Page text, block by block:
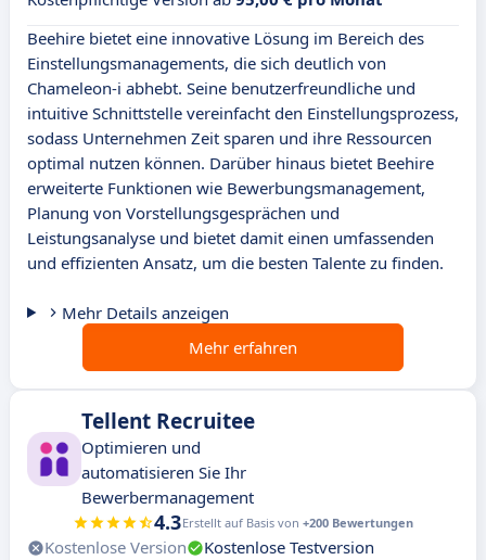
Beehire bietet eine innovative Lösung im Bereich des
Einstellungsmanagements, die sich deutlich von
Chameleon-i abhebt. Seine benutzerfreundliche und
intuitive Schnittstelle vereinfacht den Einstellungsprozess,
sodass Unternehmen Zeit sparen und ihre Ressourcen
optimal nutzen können. Darüber hinaus bietet Beehire
erweiterte Funktionen wie Bewerbungsmanagement,
Planung von Vorstellungsgesprächen und
Leistungsanalyse und bietet damit einen umfassenden
und effizienten Ansatz, um die besten Talente zu finden.
Mehr Details anzeigen
Mehr erfahren
Tellent Recruitee
Optimieren und
automatisieren Sie Ihr
Bewerbermanagement
4.3Erstellt auf Basis von +200 Bewertungen
Kostenlose Version
Kostenlose Testversion